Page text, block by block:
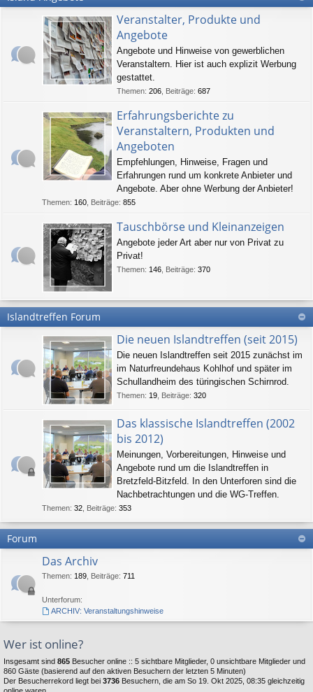
Veranstalter, Produkte und
Angebote
Angebote und Hinweise von gewerblichen
Veranstaltern. Hier ist auch explizit Werbung
gestattet.
Themen: 206 Beiträge: 687
Erfahrungsberichte zu
Veranstaltern, Produkten und
Angeboten
Empfehlungen, Hinweise, Fragen und
Erfahrungen rund um konkrete Anbieter und
Angebote. Aber ohne Werbung der Anbieter!
Themen: 160 Beiträge: 855
Tauschbörse und Kleinanzeigen
Angebote jeder Art aber nur von Privat zu
Privat!
Themen: 146 Beiträge: 370
Islandtreffen Forum
Die neuen Islandtreffen (seit 2015)
Die neuen Islandtreffen seit 2015 zunächst im
im Naturfreundehaus Kohlhof und später im
Schullandheim des türingischen Schirnrod.
Themen: 19 Beiträge: 320
Das klassische Islandtreffen (2002
bis 2012)
Meinungen, Vorbereitungen, Hinweise und
Angebote rund um die Islandtreffen in
Bretzfeld-Bitzfeld. In den Unterforen sind die
Nachbetrachtungen und die WG-Treffen.
Themen: 32 Beiträge: 353
Forum
Das Archiv
Themen: 189 Beiträge: 711
Unterforum:
ARCHIV: Veranstaltungshinweise
Wer ist online?
Insgesamt sind 865 Besucher online :: 5 sichtbare Mitglieder, 0 unsichtbare Mitglieder und
860 Gäste (basierend auf den aktiven Besuchern der letzten 5 Minuten)
Der Besucherrekord liegt bei 3736 Besuchern, die am So 19. Okt 2025, 08:35 gleichzeitig